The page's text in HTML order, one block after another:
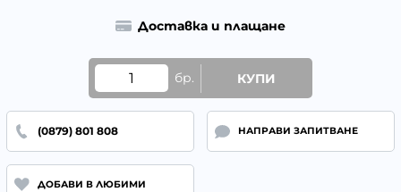
Доставка и плащане
бр. КУПИ
(0879) 801 808 НАПРАВИ ЗАПИТВАНЕ
ДОБАВИ В ЛЮБИМИ